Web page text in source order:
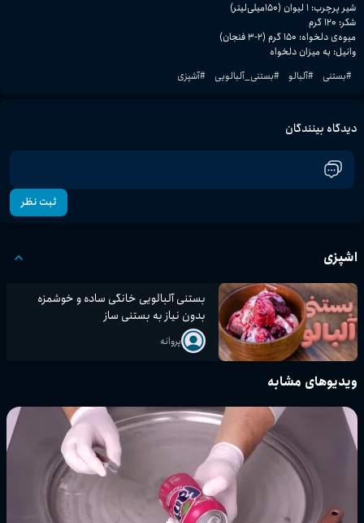
وانیل: به میزان دلخواه
#بستنی #آلبالو #بستنی_آلبالویی #آشپزی
دیدگاه بینندگان
ثبت نظر
اشپزی
بستنی آلبالویی خانگی ساده و خوشمزه
بدون نیاز به بستنی ساز
پروانه
ویدیوهای مشابه